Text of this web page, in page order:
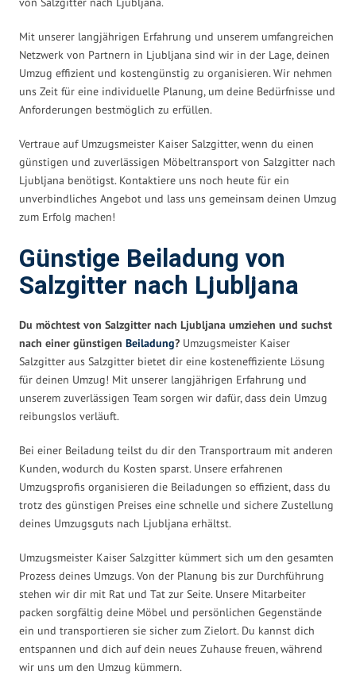
Mit unserer langjährigen Erfahrung und unserem umfangreichen
Netzwerk von Partnern in Ljubljana sind wir in der Lage, deinen
Umzug effizient und kostengünstig zu organisieren. Wir nehmen
uns Zeit für eine individuelle Planung, um deine Bedürfnisse und
Anforderungen bestmöglich zu erfüllen.
Vertraue auf Umzugsmeister Kaiser Salzgitter, wenn du einen
günstigen und zuverlässigen Möbeltransport von Salzgitter nach
Ljubljana benötigst. Kontaktiere uns noch heute für ein
unverbindliches Angebot und lass uns gemeinsam deinen Umzug
zum Erfolg machen!
Günstige Beiladung von
Salzgitter nach Ljubljana
Du möchtest von Salzgitter nach Ljubljana umziehen und suchst
nach einer günstigen Beiladung? Umzugsmeister Kaiser
Salzgitter aus Salzgitter bietet dir eine kosteneffiziente Lösung
für deinen Umzug! Mit unserer langjährigen Erfahrung und
unserem zuverlässigen Team sorgen wir dafür, dass dein Umzug
reibungslos verläuft.
Bei einer Beiladung teilst du dir den Transportraum mit anderen
Kunden, wodurch du Kosten sparst. Unsere erfahrenen
Umzugsprofis organisieren die Beiladungen so effizient, dass du
trotz des günstigen Preises eine schnelle und sichere Zustellung
deines Umzugsguts nach Ljubljana erhältst.
Umzugsmeister Kaiser Salzgitter kümmert sich um den gesamten
Prozess deines Umzugs. Von der Planung bis zur Durchführung
stehen wir dir mit Rat und Tat zur Seite. Unsere Mitarbeiter
packen sorgfältig deine Möbel und persönlichen Gegenstände
ein und transportieren sie sicher zum Zielort. Du kannst dich
entspannen und dich auf dein neues Zuhause freuen, während
wir uns um den Umzug kümmern.